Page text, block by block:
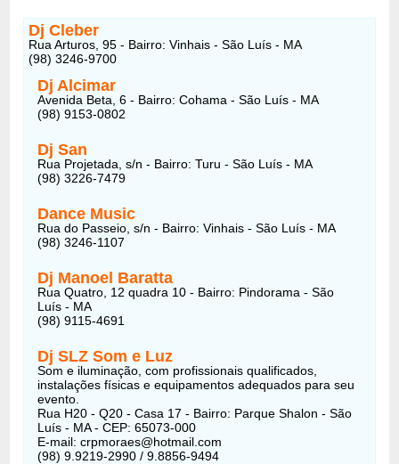
Dj Cleber
Rua Arturos, 95 - Bairro: Vinhais - São Luís - MA
(98) 3246-9700 ‎
Dj Alcimar
Avenida Beta, 6 - Bairro: Cohama - São Luís - MA
(98) 9153-0802
Dj San
Rua Projetada, s/n - Bairro: Turu - São Luís - MA
(98) 3226-7479
Dance Music
Rua do Passeio, s/n - Bairro: Vinhais - São Luís - MA
(98) 3246-1107
Dj Manoel Baratta
Rua Quatro, 12 quadra 10 - Bairro: Pindorama - São
Luís - MA
(98) 9115-4691
Dj SLZ Som e Luz
Som e iluminação, com profissionais qualificados,
instalações físicas e equipamentos adequados para seu
evento.
Rua H20 - Q20 - Casa 17 - Bairro: Parque Shalon - São
Luís - MA - CEP: 65073-000
E-mail: crpmoraes@hotmail.com
(98) 9.9219-2990 / 9.8856-9494